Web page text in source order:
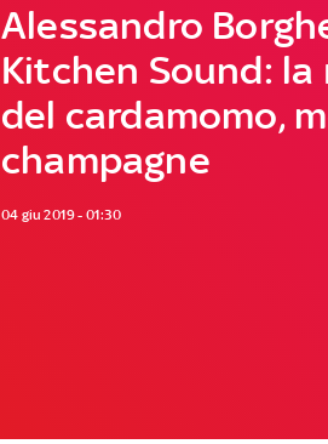
Alessandro
Kitchen Sound:
del cardamomo,
champagne
04 giu 2019 - 01:30